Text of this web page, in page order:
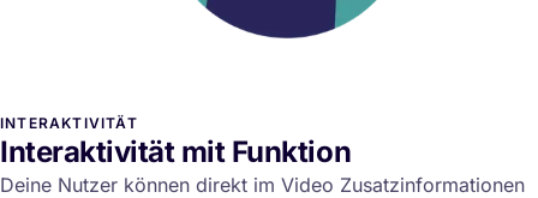
INTERAKTIVITÄT
Interaktivität mit Funktion
Deine Nutzer können direkt im Video Zusatzinformationen